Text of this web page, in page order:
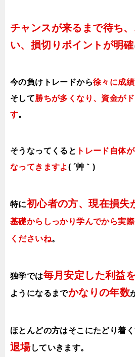
チャンスが来るまで待ち
い、損切りポイントが明確
今の負けトレードから徐々に成
そして勝ちが多くなり、資金が
す。
そうなってくると トレード自体
なってきますよ ( ´艸｀)
特に初心者の方、現在損失
基礎からしっかり学んでから実
くださいね。
独学では毎月安定した利益
ようになるまでかなりの年数
ほとんどの方はそこにたどり着
退場していきます。